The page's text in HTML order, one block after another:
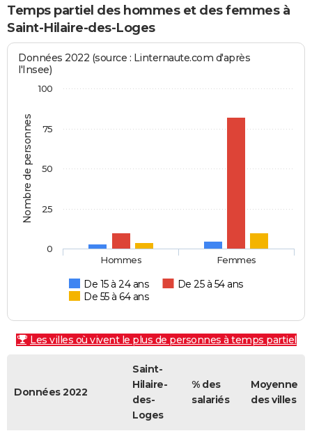
Temps partiel des hommes et des femmes à
Saint-Hilaire-des-Loges
Nombre de personnes
Données 2022 (source : Linternaute.com d'après
l'Insee)
De 15 à 24 ans
De 25 à 54 ans
De 55 à 64 ans
Hommes Femmes
0
25
50
75
100
Les villes où vivent le plus de personnes à temps partiel
Données 2022
Saint-
Hilaire-
des-
Loges
% des
salariés
Moyenne
des villes